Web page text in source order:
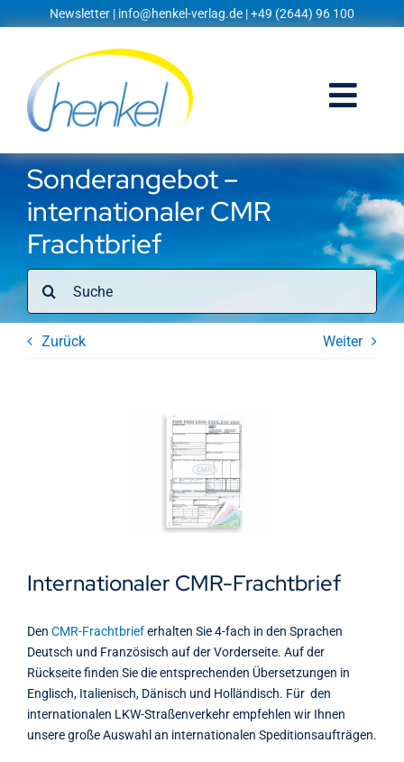
Inhalt
Newsletter | info@henkel-verlag.de | +49 (2644) 96 100
Startseite
Shop
Blog
Prospekte
Sonderangebot –
internationaler CMR
Frachtbrief
nach:
Zurück Weiter
Internationaler CMR-Frachtbrief
Den CMR-Frachtbrieferhalten Sie 4-fach in den Sprachen
Deutsch und Französisch auf der Vorderseite. Auf der
Rückseite finden Sie die entsprechenden Übersetzungen in
Englisch, Italienisch, Dänisch und Holländisch. Für den
internationalen LKW-Straßenverkehr empfehlen wir Ihnen
unsere große Auswahl an internationalen Speditionsaufträgen.